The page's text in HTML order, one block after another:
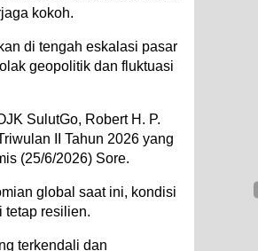
kokoh.
di tengah eskalasi pasar
geopolitik dan fluktuasi
SulutGo, Robert H. P.
II Tahun 2026 yang
(25/6/2026) Sore.
global saat ini, kondisi
tetap resilien.
terkendali dan